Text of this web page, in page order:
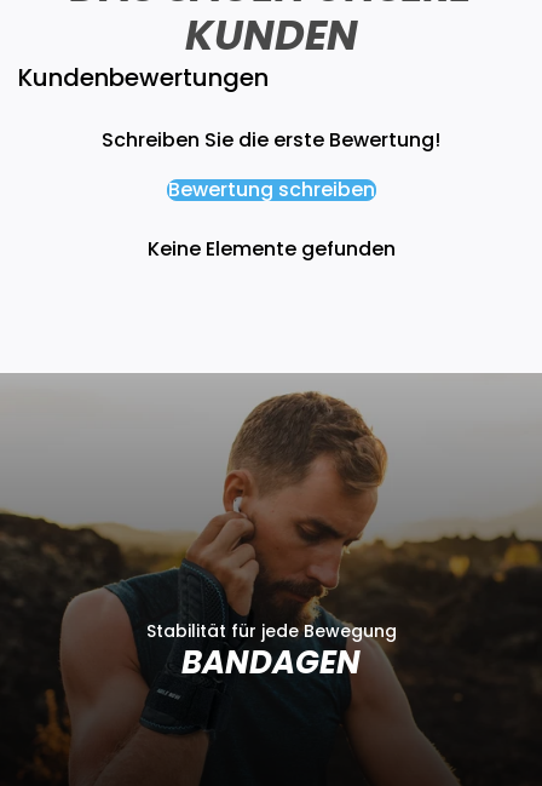
KUNDEN
Kundenbewertungen
Schreiben Sie die erste Bewertung!
Bewertung schreiben
Keine Elemente gefunden
Stabilität für jede Bewegung
BANDAGEN